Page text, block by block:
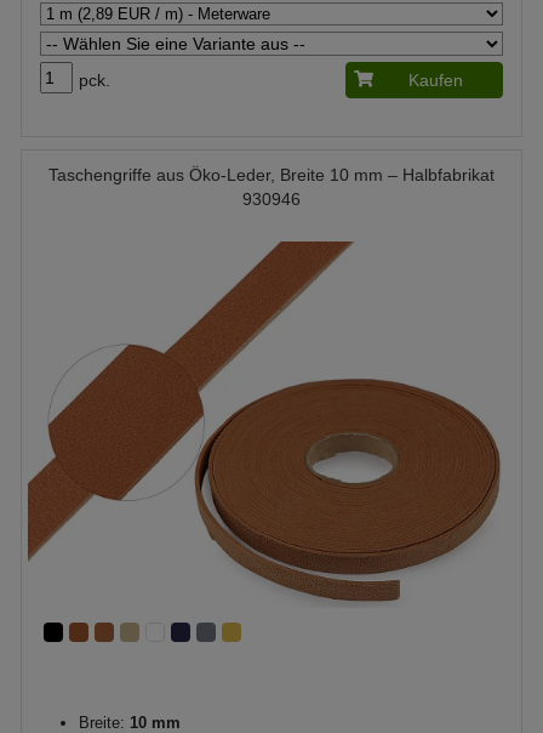
pck. Kaufen
Taschengriffe aus Öko-Leder, Breite 10 mm – Halbfabrikat
930946
Breite: 10 mm